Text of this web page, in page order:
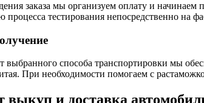
заказа мы организуем оплату и начинаем
процесса тестирования непосредственно на
выбранного способа транспортировки мы
При необходимости помогаем с
выкуп и доставка